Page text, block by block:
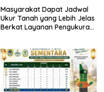
Masyarakat Dapat Jadwal
Ukur Tanah yang Lebih Jelas
Berkat Layanan Pengukuran